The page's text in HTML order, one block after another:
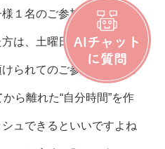
１名のご参加でした
は、土曜日ということで
られてのご参加だったの
ら離れた“自分時間”を作
ュできるといいですよね